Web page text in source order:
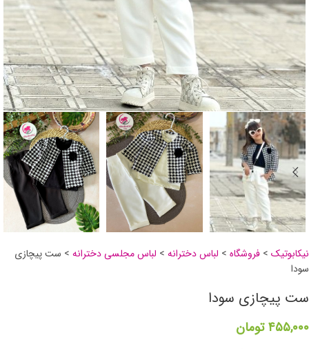
نیکابوتیک > فروشگاه > لباس دخترانه > لباس مجلسی دخترانه > ست پیچازی
سودا
ست پیچازی سودا
۴۵۵,۰۰۰ تومان